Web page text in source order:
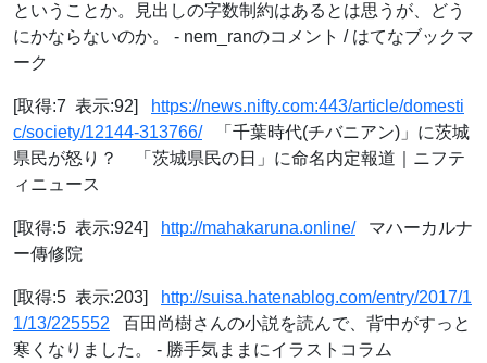
ということか。見出しの字数制約はあるとは思うが、どう
にかならないのか。 - nem_ranのコメント / はてなブックマ
ーク
[取得:7 表示:92]
https://news.nifty.com:443/article/domesti
c/society/12144-313766/「千葉時代(チバニアン)」に茨城
県民が怒り？ 「茨城県民の日」に命名内定報道｜ニフテ
ィニュース
[取得:5 表示:924] http://mahakaruna.online/マハーカルナ
ー傳修院
[取得:5 表示:203]
http://suisa.hatenablog.com/entry/2017/1
1/13/225552 百田尚樹さんの小説を読んで、背中がすっと
寒くなりました。 - 勝手気ままにイラストコラム